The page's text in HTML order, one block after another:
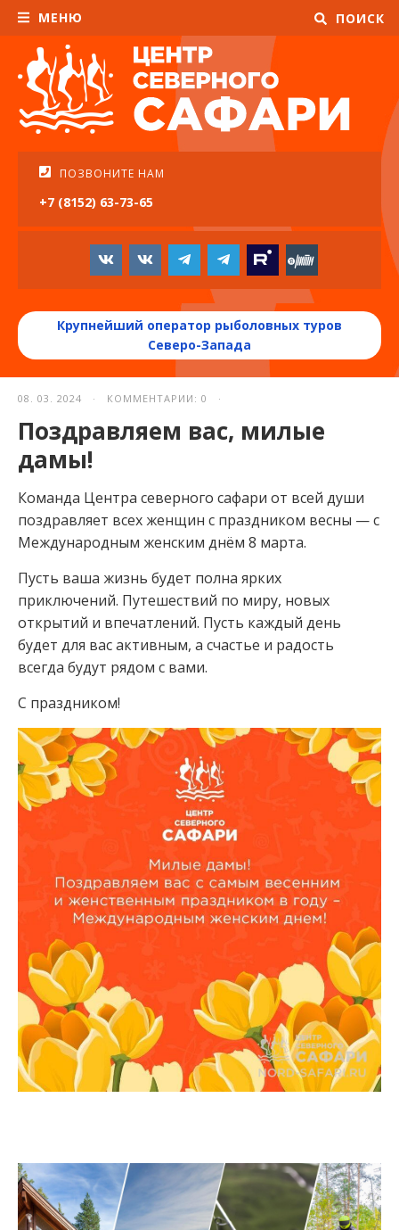
МЕНЮ ПОИСК
ПОЗВОНИТЕ НАМ
+7 (8152) 63-73-65
Крупнейший оператор рыболовных туров
Северо-Запада
08. 03. 2024 · КОММЕНТАРИИ: 0 ·
Поздравляем вас, милые
дамы!
Команда Центра северного сафари от всей души
поздравляет всех женщин с праздником весны — с
Международным женским днём 8 марта.
⁣Пусть ваша жизнь будет полна ярких
приключений. Путешествий по миру, новых
открытий и впечатлений. Пусть каждый день
будет для вас активным, а счастье и радость
всегда будут рядом с вами⁣.
С праздником!